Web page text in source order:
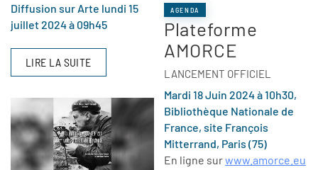
Diffusion sur Arte lundi 15
juillet 2024 à 09h45
LIRE LA SUITE
AGENDA
Plateforme
AMORCE
LANCEMENT OFFICIEL
Mardi 18 Juin 2024 à 10h30,
Bibliothèque Nationale de
France, site François
Mitterrand, Paris (75)
En ligne surwww.amorce.eu